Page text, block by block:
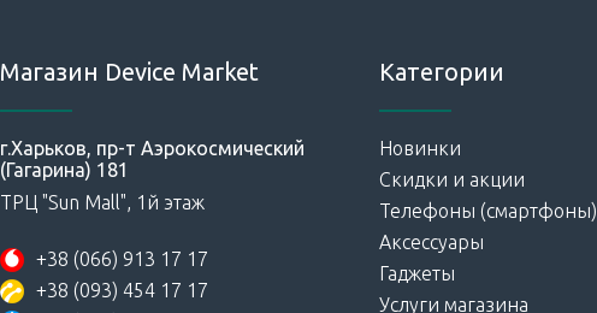
Магазин Device Market
г.Харьков, пр-т Аэрокосмический
(Гагарина) 181
ТРЦ "Sun Mall", 1й этаж
+38 (066) 913 17 17
+38 (093) 454 17 17
Категории
Новинки
Скидки и акции
Телефоны (смартфоны)
Аксессуары
Гаджеты
Услуги магазина